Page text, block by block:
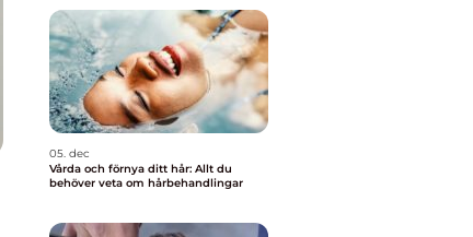
05. dec
Vårda och förnya ditt hår: Allt du
behöver veta om hårbehandlingar